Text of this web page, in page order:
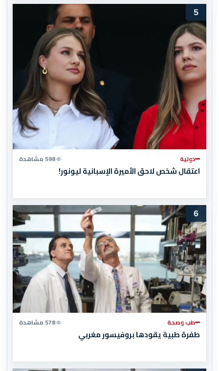
5
دولية 598 مشاهدة
اعتقال شخص لاحق الأميرة الإسبانية ليونور!
6
طب وصحة 578 مشاهدة
طفرة طبية يقودها بروفيسور مغربي